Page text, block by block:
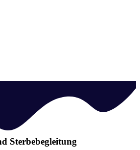
Sterbebegleitung